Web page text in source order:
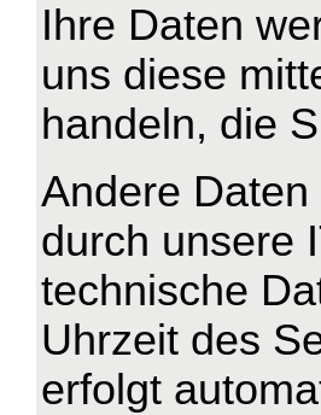
Ihre Daten
uns diese
handeln, die
Andere
durch unsere
technische
Uhrzeit des
erfolgt